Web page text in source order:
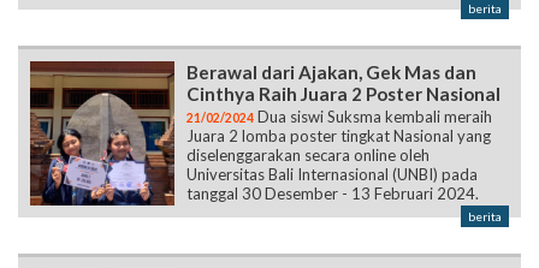
berita
Berawal dari Ajakan, Gek Mas dan
Cinthya Raih Juara 2 Poster Nasional
21/02/2024 Dua siswi Suksma kembali meraih
Juara 2 lomba poster tingkat Nasional yang
diselenggarakan secara online oleh
Universitas Bali Internasional (UNBI) pada
tanggal 30 Desember - 13 Februari 2024.
berita